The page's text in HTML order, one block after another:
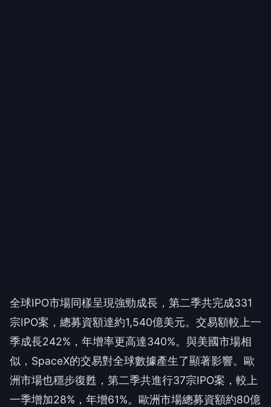
全球IPO市場同樣呈現強勁成長，第二季共完成331
宗IPO案，總募資額達約1,540億美元。交易額較上一
季成長242%，年增率更高達340%。與美國市場相
似，SpaceX的交易對全球數據產生了顯著影響。歐
洲市場也穩步復甦，第二季共進行37宗IPO案，較上
一季增加28%，年增61%。歐洲市場總募資額約80億